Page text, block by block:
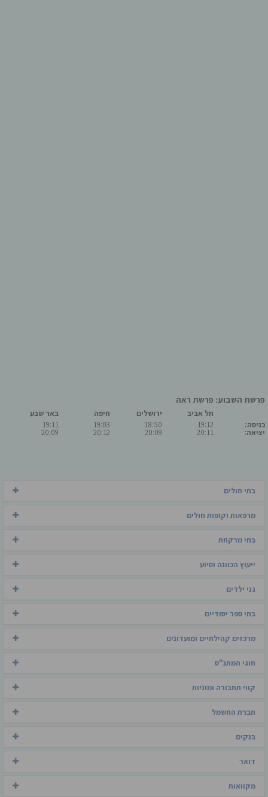
פרשת השבוע: פרשת ראה
כניסה:
יציאה:
תל אביב
19:12
20:11
ירושלים
18:50
20:09
חיפה
19:03
20:12
באר שבע
19:11
20:09
בתי חולים
מרפאות וקופות חולים
בתי מרקחת
ייעוץ הכוונה וסיוע
גני ילדים
בתי ספר יסודיים
מרכזים קהילתיים ומועדונים
חוגי המתנ"ס
קווי תחבורה ומוניות
חברת החשמל
בנקים
דואר
מקוואות